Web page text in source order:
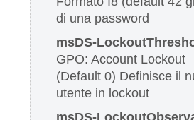
di una password
msDS-
GPO: Account Lockout
(Default 0) Definisce il
utente in lockout
msDS-